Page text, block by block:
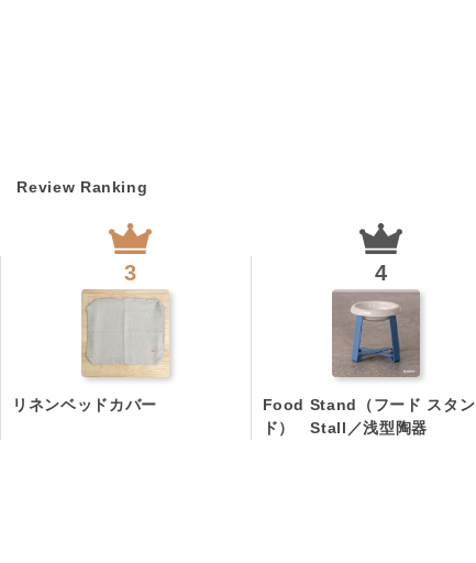
Review Ranking
リネンベッドカバー
Food Stand（フード スタン
ド） Stall／浅型陶器